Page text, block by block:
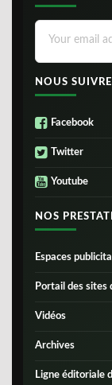
NOUS SUIVRE
Facebook
Twitter
Youtube
NOS
Espaces
Portail des sites
Vidéos
Archives
Ligne éditoriale